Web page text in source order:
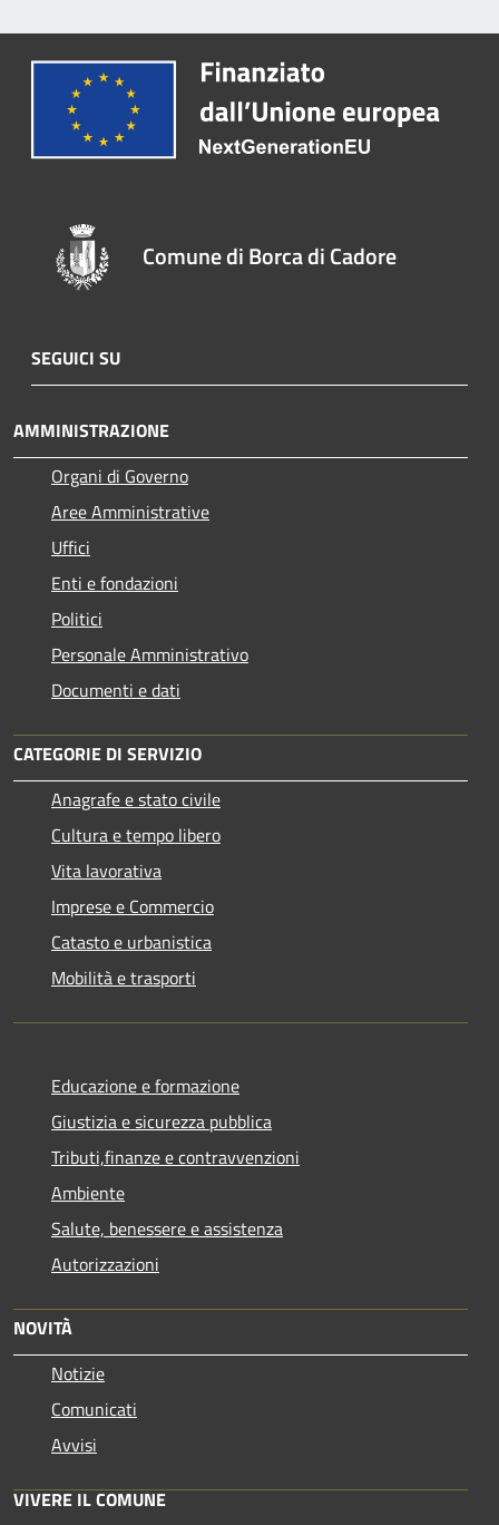
Comune di Borca di Cadore
SEGUICI SU
AMMINISTRAZIONE
Organi di Governo
Aree Amministrative
Uffici
Enti e fondazioni
Politici
Personale Amministrativo
Documenti e dati
CATEGORIE DI SERVIZIO
Anagrafe e stato civile
Cultura e tempo libero
Vita lavorativa
Imprese e Commercio
Catasto e urbanistica
Mobilità e trasporti
Educazione e formazione
Giustizia e sicurezza pubblica
Tributi,finanze e contravvenzioni
Ambiente
Salute, benessere e assistenza
Autorizzazioni
NOVITÀ
Notizie
Comunicati
Avvisi
VIVERE IL COMUNE